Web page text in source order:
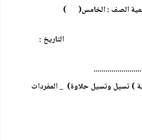
الصف : الخامس( )
:
) تسيل وتسيل حلاوة) _ المفردات